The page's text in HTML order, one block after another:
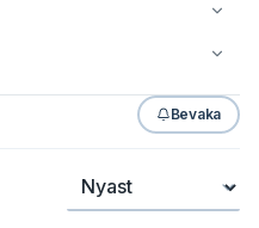
Bevaka
Sortera